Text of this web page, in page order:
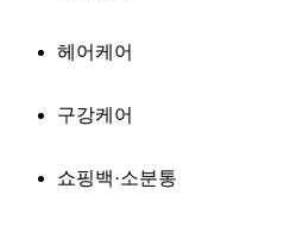
헤어케어
구강케어
쇼핑백·소분통